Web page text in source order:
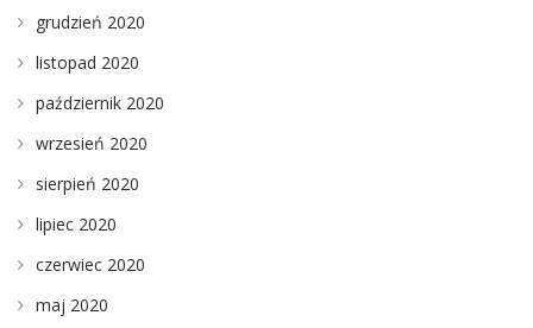
grudzień 2020
listopad 2020
październik 2020
wrzesień 2020
sierpień 2020
lipiec 2020
czerwiec 2020
maj 2020